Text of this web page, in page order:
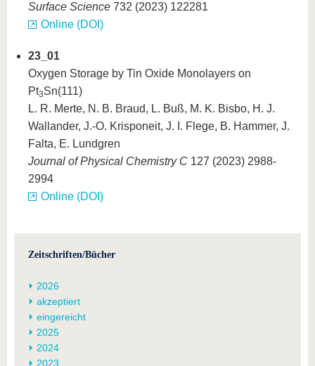
Surface Science 732 (2023) 122281
Online (DOI)
23_01
Oxygen Storage by Tin Oxide Monolayers on
Pt3Sn(111)
L. R. Merte, N. B. Braud, L. Buß, M. K. Bisbo, H. J.
Wallander, J.-O. Krisponeit, J. I. Flege, B. Hammer, J.
Falta, E. Lundgren
Journal of Physical Chemistry C 127 (2023) 2988-
2994
Online (DOI)
Zeitschriften/Bücher
2026
akzeptiert
eingereicht
2025
2024
2023